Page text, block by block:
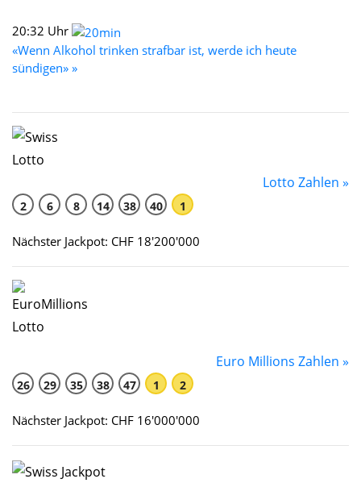
20:32 Uhr
«Wenn Alkohol trinken strafbar ist, werde ich heute
sündigen» »
Lotto Zahlen »
2 6 8 14 38 40 1
Nächster Jackpot: CHF 18'200'000
Euro Millions Zahlen »
26 29 35 38 47 1 2
Nächster Jackpot: CHF 16'000'000